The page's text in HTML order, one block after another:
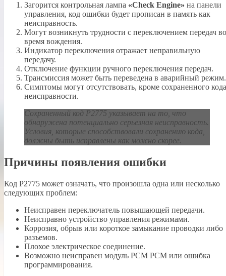
Загорится контрольная лампа «Check Engine» на панели
управления, код ошибки будет прописан в память как
неисправность.
Могут возникнуть трудности с переключением передач во
время вождения.
Индикатор переключения отражает неправильную
передачу.
Отключение функции ручного переключения передач.
Трансмиссия может быть переведена в аварийный режим.
Симптомы могут отсутствовать, кроме сохраненного кода
неисправности.
Сохраненный код P2775 указывает на то, что
обнаружена потенциально серьезная неисправность.
Условия, которые способствовали сохранению кода,
должны быть исправлены как можно скорее.
Причины появления ошибки
Код P2775 может означать, что произошла одна или несколько
следующих проблем:
Неисправен переключатель повышающей передачи.
Неисправно устройство управления режимами.
Коррозия, обрыв или короткое замыкание проводки либо
разъемов.
Плохое электрическое соединение.
Возможно неисправен модуль PCM PCM или ошибка
программирования.